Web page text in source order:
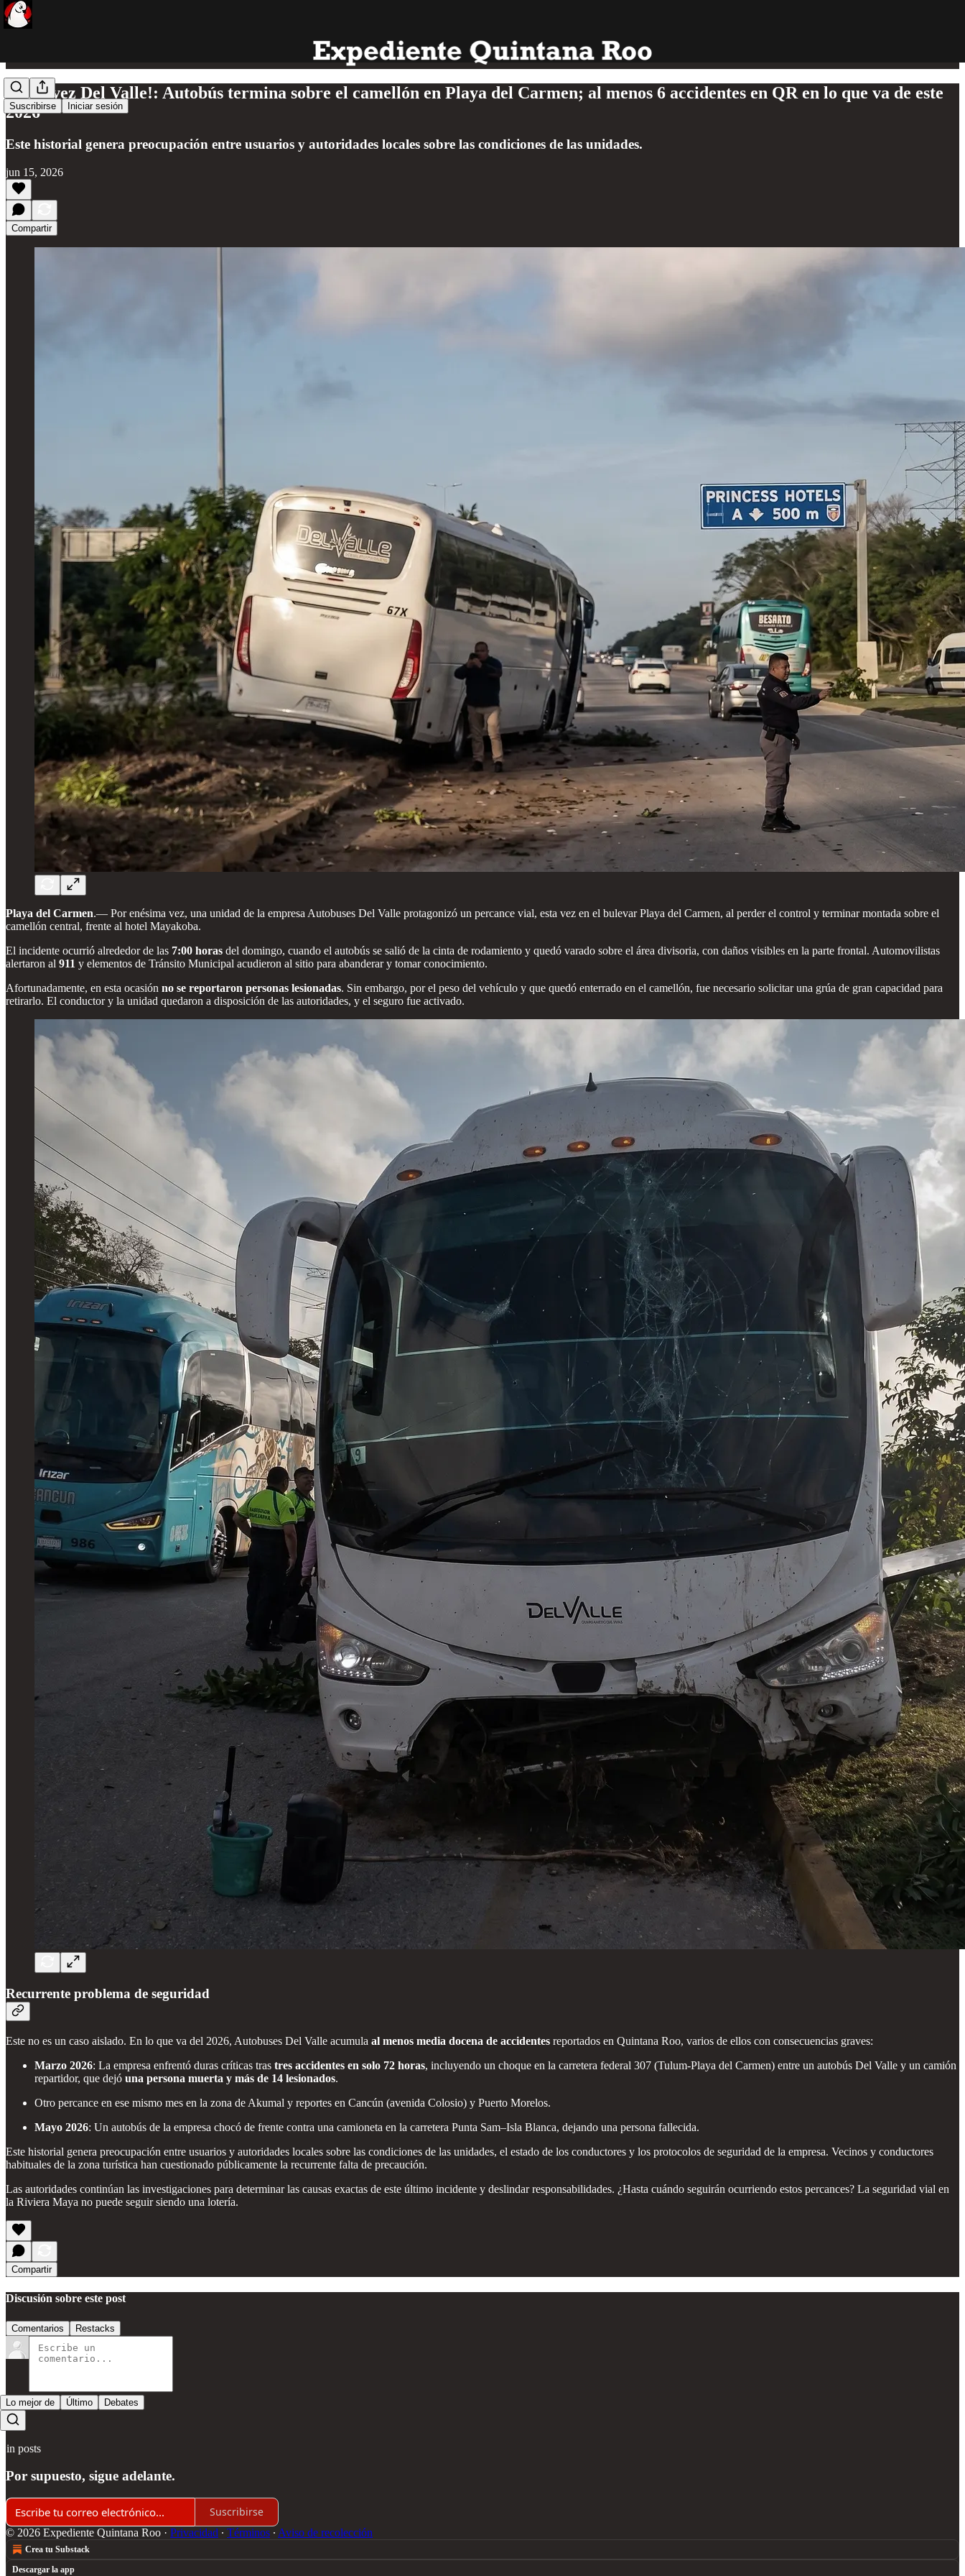
Suscribirse Iniciar sesión
¡Otra vez Del Valle!: Autobús termina sobre el camellón en Playa del Carmen; al menos 6 accidentes en QR en lo que va de este
2026
Este historial genera preocupación entre usuarios y autoridades locales sobre las condiciones de las unidades.
jun 15, 2026
Compartir
Playa del Carmen.— Por enésima vez, una unidad de la empresa Autobuses Del Valle protagonizó un percance vial, esta vez en el bulevar Playa del Carmen, al perder el control y terminar montada sobre el
camellón central, frente al hotel Mayakoba.
El incidente ocurrió alrededor de las 7:00 horas del domingo, cuando el autobús se salió de la cinta de rodamiento y quedó varado sobre el área divisoria, con daños visibles en la parte frontal. Automovilistas
alertaron al 911 y elementos de Tránsito Municipal acudieron al sitio para abanderar y tomar conocimiento.
Afortunadamente, en esta ocasión no se reportaron personas lesionadas. Sin embargo, por el peso del vehículo y que quedó enterrado en el camellón, fue necesario solicitar una grúa de gran capacidad para
retirarlo. El conductor y la unidad quedaron a disposición de las autoridades, y el seguro fue activado.
Recurrente problema de seguridad
Este no es un caso aislado. En lo que va del 2026, Autobuses Del Valle acumula al menos media docena de accidentes reportados en Quintana Roo, varios de ellos con consecuencias graves:
Marzo 2026: La empresa enfrentó duras críticas tras tres accidentes en solo 72 horas, incluyendo un choque en la carretera federal 307 (Tulum-Playa del Carmen) entre un autobús Del Valle y un camión
repartidor, que dejó una persona muerta y más de 14 lesionados.
Otro percance en ese mismo mes en la zona de Akumal y reportes en Cancún (avenida Colosio) y Puerto Morelos.
Mayo 2026: Un autobús de la empresa chocó de frente contra una camioneta en la carretera Punta Sam–Isla Blanca, dejando una persona fallecida.
Este historial genera preocupación entre usuarios y autoridades locales sobre las condiciones de las unidades, el estado de los conductores y los protocolos de seguridad de la empresa. Vecinos y conductores
habituales de la zona turística han cuestionado públicamente la recurrente falta de precaución.
Las autoridades continúan las investigaciones para determinar las causas exactas de este último incidente y deslindar responsabilidades. ¿Hasta cuándo seguirán ocurriendo estos percances? La seguridad vial en
la Riviera Maya no puede seguir siendo una lotería.
Compartir
Discusión sobre este post
Comentarios Restacks
Lo mejor de Último Debates
Sin posts
Por supuesto, sigue adelante.
Suscribirse
© 2026 Expediente Quintana Roo · Privacidad ∙ Términos ∙ Aviso de recolección
Crea tu Substack
Descargar la app